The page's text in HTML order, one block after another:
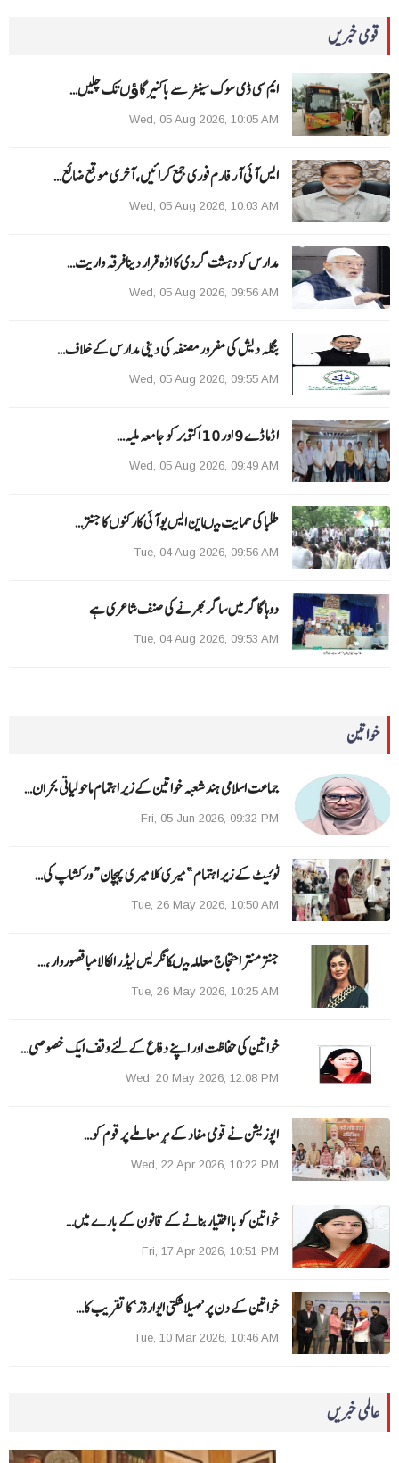
قومی خبریں
ایم سی ڈی سوک سینٹر سے باکنیر گاﺅں تک چلیں…
Wed, 05 Aug 2026, 10:05 AM
ایس آئی آر فارم فوری جمع کرائیں، آخری موقع ضائع…
Wed, 05 Aug 2026, 10:03 AM
مدارس کو دہشت گردی کا اڈہ قرار دینا فرقہ واریت…
Wed, 05 Aug 2026, 09:56 AM
بنگلہ دیش کی مفرور مصنفہ کی دینی مدارس کے خلاف…
Wed, 05 Aug 2026, 09:55 AM
ا ڈما ڈے 9 اور 10 اکتوبر کو جامعہ ملیہ…
Wed, 05 Aug 2026, 09:49 AM
طلبا کی حمایت میںاین ایس یو آئی کارکنوں کا جنتر…
Tue, 04 Aug 2026, 09:56 AM
دوہا گاگر میں ساگر بھرنے کی صنف شاعری ہے
Tue, 04 Aug 2026, 09:53 AM
خواتین
جماعت اسلامی ہند شعبہ خواتین کے زیر اہتمام ماحولیاتی بحران…
Fri, 05 Jun 2026, 09:32 PM
ٹوئیٹ کے زیر اہتمام ”میری کلا میری پہچان“ ورکشاپ کی…
Tue, 26 May 2026, 10:50 AM
جنتر منتر احتجاج معاملہ میںکانگریس لیڈر الکا لامبا قصوروار ،…
Tue, 26 May 2026, 10:25 AM
خواتین کی حفاظت اور اپنے دفاع کےلئے وقف ایک خصوصی…
Wed, 20 May 2026, 12:08 PM
اپوزیشن نے قومی مفاد کے ہر معاملے پر قوم کو…
Wed, 22 Apr 2026, 10:22 PM
خواتین کو با اختیار بنانے کے قانون کے بارے میں…
Fri, 17 Apr 2026, 10:51 PM
خواتین کے دن پر ’مہیلا شکتی ایوارڈز‘ کا تقریب کا…
Tue, 10 Mar 2026, 10:46 AM
عالمی خبریں